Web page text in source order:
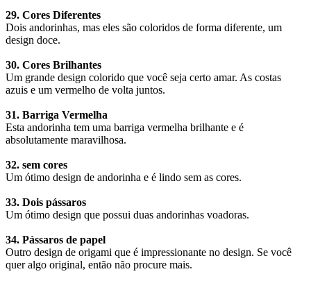
29. Cores Diferentes
Dois andorinhas, mas eles são coloridos de forma diferente, um
design doce.
30. Cores Brilhantes
Um grande design colorido que você seja certo amar. As costas
azuis e um vermelho de volta juntos.
31. Barriga Vermelha
Esta andorinha tem uma barriga vermelha brilhante e é
absolutamente maravilhosa.
32. sem cores
Um ótimo design de andorinha e é lindo sem as cores.
33. Dois pássaros
Um ótimo design que possui duas andorinhas voadoras.
34. Pássaros de papel
Outro design de origami que é impressionante no design. Se você
quer algo original, então não procure mais.